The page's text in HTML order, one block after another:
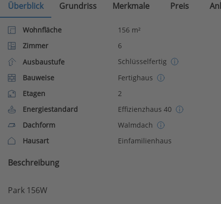
Überblick Grundriss Merkmale Preis
Wohnfläche
156 m²
Zimmer
6
Ausbaustufe
Schlüsselfertig
Bauweise
Fertighaus
Etagen
2
Energiestandard
Effizienzhaus 40
Dachform
Walmdach
Hausart
Einfamilienhaus
Beschreibung
Park 156W